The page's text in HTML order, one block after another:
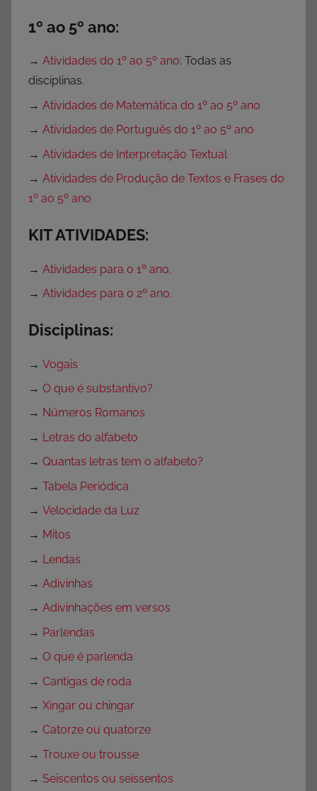
O
p
a
s
O
m
d
a
1º ao 5º ano:
→ Atividades do 1º ao 5º ano: Todas as
disciplinas.
→ Atividades de Matemática do 1º ao 5º ano
→ Atividades de Português do 1º ao 5º ano
→ Atividades de Interpretação Textual
→ Atividades de Produção de Textos e Frases do
1º ao 5º ano
KIT ATIVIDADES:
→ Atividades para o 1º ano.
→ Atividades para o 2º ano.
Disciplinas:
→ Vogais
→ O que é substantivo?
→ Números Romanos
→ Letras do alfabeto
→ Quantas letras tem o alfabeto?
→ Tabela Periódica
→ Velocidade da Luz
→ Mitos
→ Lendas
→ Adivinhas
→ Adivinhações em versos
→ Parlendas
→ O que é parlenda
→ Cantigas de roda
→ Xingar ou chingar
→ Catorze ou quatorze
→ Trouxe ou trousse
→ Seiscentos ou seissentos